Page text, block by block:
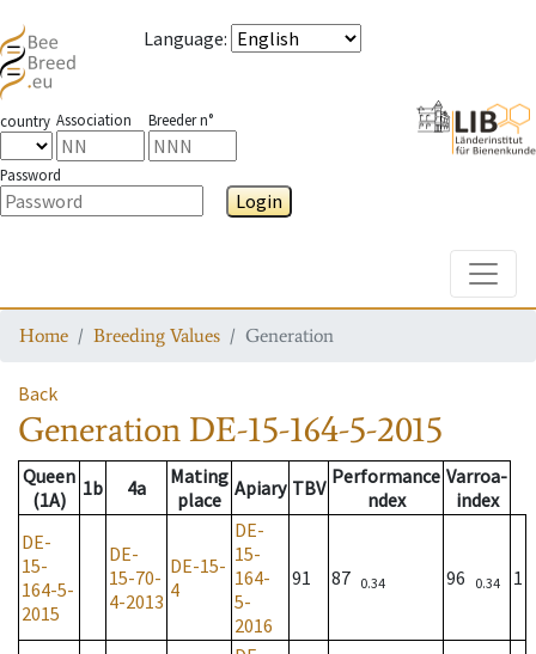
Language:
country Association Breeder n°
Password
Login
Home Breeding Values Generation
Back
Generation DE-15-164-5-2015
Queen
(1A)
1b 4a
Mating
place Apiary TBV Performance
ndex
Varroa-
index
DE-
15-
164-5-
2015
DE-
15-70-
4-2013
DE-15-
4
DE-
15-
164-
5-
2016
91 87 0.34 96 0.34 1